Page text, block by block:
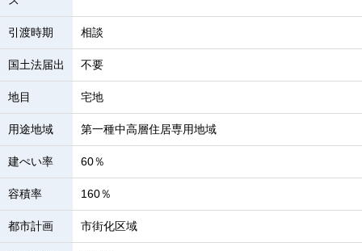
引渡時期 相談
国土法届出 不要
地目 宅地
用途地域 第一種中高層住居専用地域
建ぺい率 60％
容積率 160％
都市計画 市街化区域